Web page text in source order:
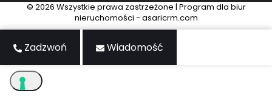
© 2026 Wszystkie prawa zastrzeżone | Program dla biur
nieruchomości - asaricrm.com
Zadzwoń Wiadomość